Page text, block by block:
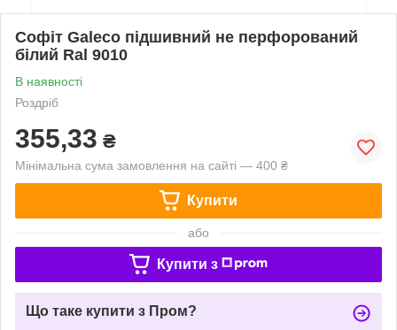
Софіт Galeco підшивний не перфорований
білий Ral 9010
В наявності
Роздріб
355,33 ₴
Мінімальна сума замовлення на сайті — 400 ₴
Купити
або
Купити з
Що таке купити з Пром?